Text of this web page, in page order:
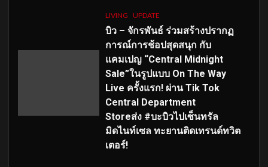
LIVING UPDATE
บิว – จักรพันธ์ ร่วมสร้างปรากฏ
การณ์การช้อปสุดสนุก กับ
แคมเปญ “Central Midnight
Sale”ในรูปแบบ On The Way
Live ครั้งแรก! ผ่าน Tik Tok
Central Department
Storeส่ง #บะบิวไปเซ็นทรัล
มิดไนท์เซล ทะยานติดเทรนด์ทวิต
เตอร์!